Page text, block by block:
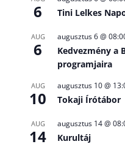
6 Tini Lelkes
AUG
6
augusztus 6 @
Kedvezmény a
programjaira
AUG
10
augusztus 10 @
Tokaji Írótábor
AUG
14
augusztus 14 @
Kurultáj